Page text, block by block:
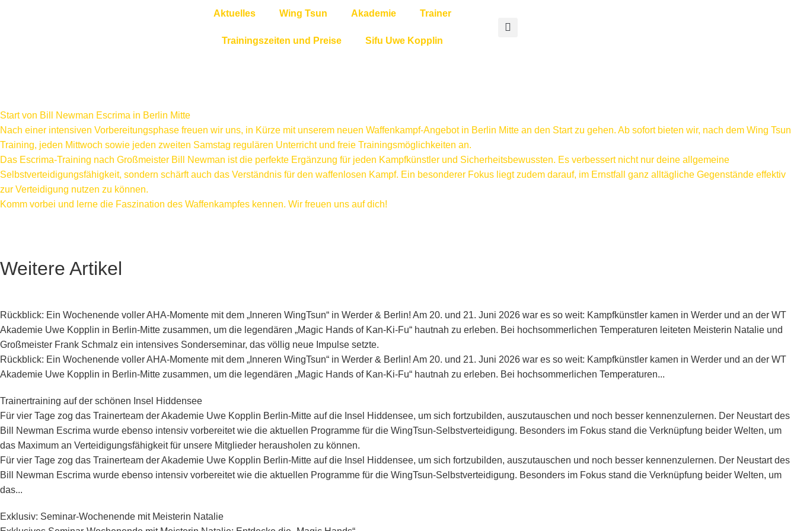
Aktuelles Wing Tsun Akademie Trainer
Trainingszeiten und Preise Sifu Uwe Kopplin
Start von Bill Newman Escrima in Berlin Mitte
Nach einer intensiven Vorbereitungsphase freuen wir uns, in Kürze mit unserem neuen Waffenkampf-Angebot in Berlin Mitte an den Start zu gehen. Ab sofort bieten wir, nach dem Wing Tsun
Training, jeden Mittwoch sowie jeden zweiten Samstag regulären Unterricht und freie Trainingsmöglichkeiten an.
Das Escrima-Training nach Großmeister Bill Newman ist die perfekte Ergänzung für jeden Kampfkünstler und Sicherheitsbewussten. Es verbessert nicht nur deine allgemeine
Selbstverteidigungsfähigkeit, sondern schärft auch das Verständnis für den waffenlosen Kampf. Ein besonderer Fokus liegt zudem darauf, im Ernstfall ganz alltägliche Gegenstände effektiv
zur Verteidigung nutzen zu können.
Komm vorbei und lerne die Faszination des Waffenkampfes kennen. Wir freuen uns auf dich!
Weitere Artikel
Rückblick: Ein Wochenende voller AHA-Momente mit dem „Inneren WingTsun“ in Werder & Berlin! Am 20. und 21. Juni 2026 war es so weit: Kampfkünstler kamen in Werder und an der WT
Akademie Uwe Kopplin in Berlin-Mitte zusammen, um die legendären „Magic Hands of Kan-Ki-Fu“ hautnah zu erleben. Bei hochsommerlichen Temperaturen leiteten Meisterin Natalie und
Großmeister Frank Schmalz ein intensives Sonderseminar, das völlig neue Impulse setzte.
Rückblick: Ein Wochenende voller AHA-Momente mit dem „Inneren WingTsun“ in Werder & Berlin! Am 20. und 21. Juni 2026 war es so weit: Kampfkünstler kamen in Werder und an der WT
Akademie Uwe Kopplin in Berlin-Mitte zusammen, um die legendären „Magic Hands of Kan-Ki-Fu“ hautnah zu erleben. Bei hochsommerlichen Temperaturen...
Trainertraining auf der schönen Insel Hiddensee
Für vier Tage zog das Trainerteam der Akademie Uwe Kopplin Berlin-Mitte auf die Insel Hiddensee, um sich fortzubilden, auszutauschen und noch besser kennenzulernen. Der Neustart des
Bill Newman Escrima wurde ebenso intensiv vorbereitet wie die aktuellen Programme für die WingTsun-Selbstverteidigung. Besonders im Fokus stand die Verknüpfung beider Welten, um
das Maximum an Verteidigungsfähigkeit für unsere Mitglieder herausholen zu können.
Für vier Tage zog das Trainerteam der Akademie Uwe Kopplin Berlin-Mitte auf die Insel Hiddensee, um sich fortzubilden, auszutauschen und noch besser kennenzulernen. Der Neustart des
Bill Newman Escrima wurde ebenso intensiv vorbereitet wie die aktuellen Programme für die WingTsun-Selbstverteidigung. Besonders im Fokus stand die Verknüpfung beider Welten, um
das...
Exklusiv: Seminar-Wochenende mit Meisterin Natalie